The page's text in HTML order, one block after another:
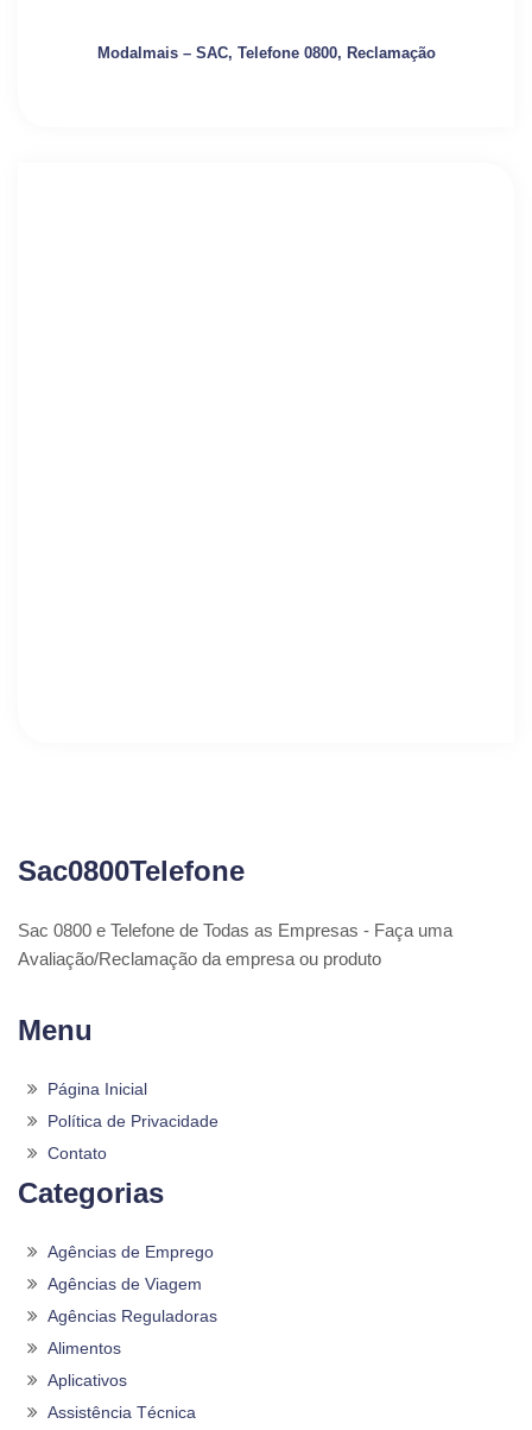
Modalmais – SAC, Telefone 0800, Reclamação
Sac0800Telefone
Sac 0800 e Telefone de Todas as Empresas - Faça uma
Avaliação/Reclamação da empresa ou produto
Menu
Página Inicial
Política de Privacidade
Contato
Categorias
Agências de Emprego
Agências de Viagem
Agências Reguladoras
Alimentos
Aplicativos
Assistência Técnica